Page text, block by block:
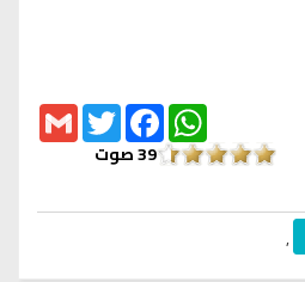
GmailTwitterFacebookWhatsApp
39صوت
,